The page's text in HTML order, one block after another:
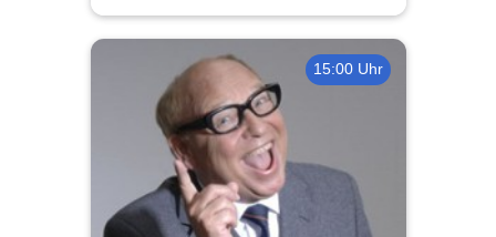
15:00 Uhr